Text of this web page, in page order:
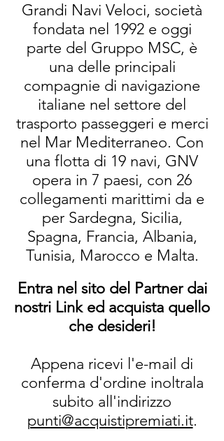
Grandi Navi Veloci, società
fondata nel 1992 e oggi
parte del Gruppo MSC, è
una delle principali
compagnie di navigazione
italiane nel settore del
trasporto passeggeri e merci
nel Mar Mediterraneo. Con
una flotta di 19 navi, GNV
opera in 7 paesi, con 26
collegamenti marittimi da e
per Sardegna, Sicilia,
Spagna, Francia, Albania,
Tunisia, Marocco e Malta.
Entra nel sito del Partner dai
nostri Link ed acquista quello
che desideri!
Appena ricevi l'e-mail di
conferma d'ordine inoltrala
subito all'indirizzo
punti@acquistipremiati.it.